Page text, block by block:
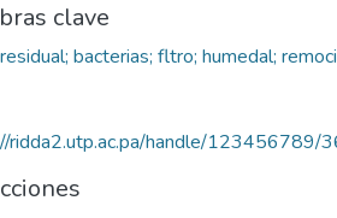
clave
bacterias; fltro; humedal;
ridda2.utp.ac.pa/handle/123456789/